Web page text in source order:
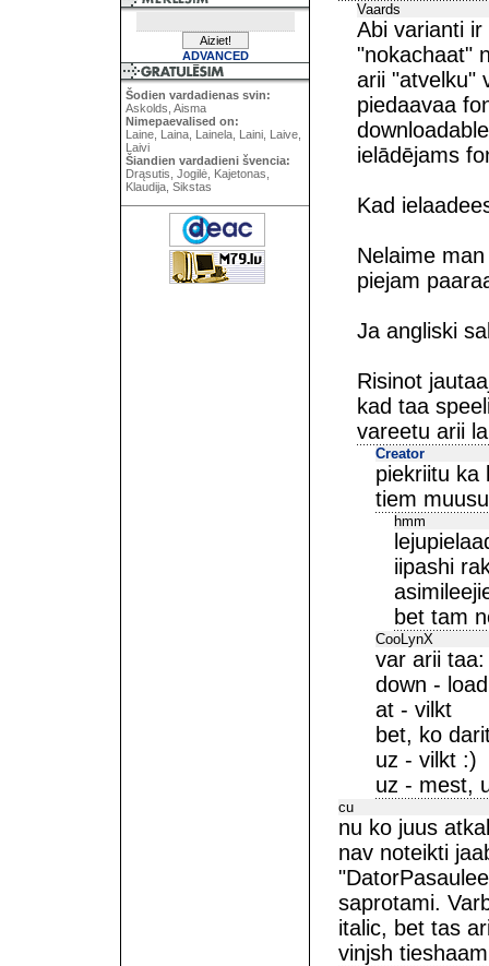
ADVANCED
Šodien vardadienas svin:
Askolds, Aisma
Nimepaevalised on:
Laine, Laina, Lainela, Laini, Laive,
Laivi
Šiandien vardadieni švencia:
Drąsutis, Jogilė, Kajetonas,
Klaudija, Sikstas
Vaards
Abi varianti
"nokachaat"
arii "atvelku"
piedaavaa
ielādējams
Kad
Nelaime
piejam
Ja angliski
Risinot
kad taa
vareetu arii
Creator
piekriitu ka
tiem
hmm
iipashi
bet tam
CooLynX
var arii taa:
down - load
at - vilkt
bet, ko
uz - vilkt :)
uz - mest,
cu
nu ko juus
nav noteikti
saprotami.
italic, bet tas
vinjsh